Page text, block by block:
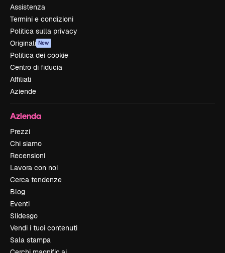
Assistenza
Termini e condizioni
Politica sulla privacy
Originali New
Politica dei cookie
Centro di fiducia
Affiliati
Aziende
Azienda
Prezzi
Chi siamo
Recensioni
Lavora con noi
Cerca tendenze
Blog
Eventi
Slidesgo
Vendi i tuoi contenuti
Sala stampa